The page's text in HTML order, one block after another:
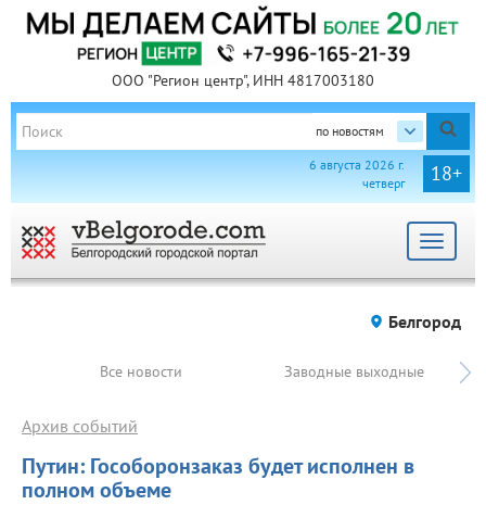
ООО "Регион центр", ИНН 4817003180
по новостям
18+
6 августа 2026 г.
четверг
Toggle
Белгород
Все новости Заводные выходные
Путин: Гособоронзаказ будет исполнен в
полном объеме
Архив событий